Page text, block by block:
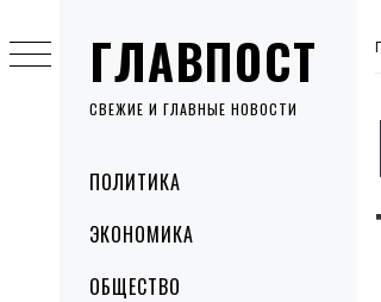
ГЛАВПОСТ
СВЕЖИЕ И ГЛАВНЫЕ НОВОСТИ
MenuПОЛИТИКА
ЭКОНОМИКА
ОБЩЕСТВО
to
content